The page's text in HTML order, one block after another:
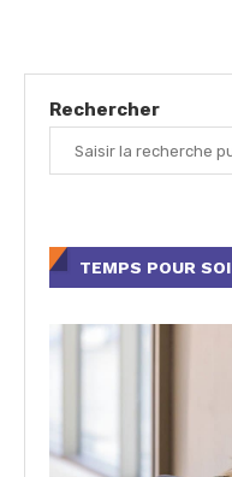
Rechercher
TEMPS POUR SOI